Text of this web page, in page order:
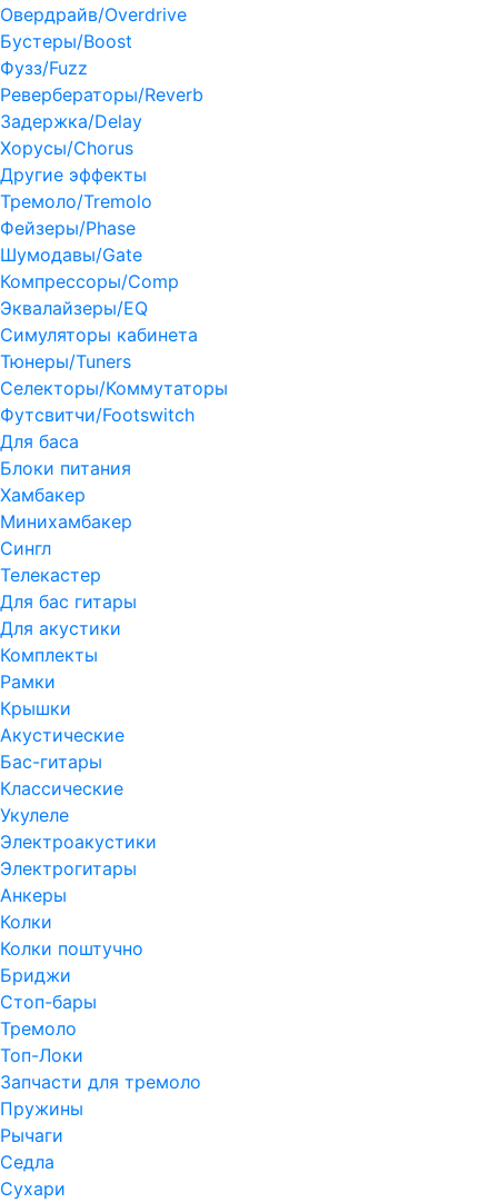
Овердрайв/Overdrive
Бустеры/Boost
Фузз/Fuzz
Ревербераторы/Reverb
Задержка/Delay
Хорусы/Chorus
Другие эффекты
Тремоло/Tremolo
Фейзеры/Phase
Шумодавы/Gate
Компрессоры/Comp
Эквалайзеры/EQ
Симуляторы кабинета
Тюнеры/Tuners
Селекторы/Коммутаторы
Футсвитчи/Footswitch
Для баса
Блоки питания
Хамбакер
Минихамбакер
Сингл
Телекастер
Для бас гитары
Для акустики
Комплекты
Рамки
Крышки
Акустические
Бас-гитары
Классические
Укулеле
Электроакустики
Электрогитары
Анкеры
Колки
Колки поштучно
Бриджи
Стоп-бары
Тремоло
Топ-Локи
Запчасти для тремоло
Пружины
Рычаги
Седла
Сухари